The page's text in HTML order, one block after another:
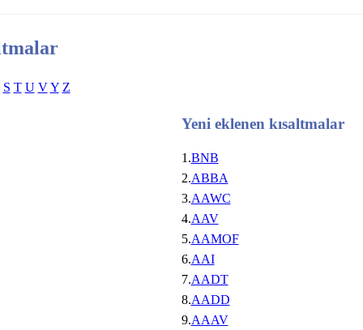
S T U V Y Z
Yeni eklenen kısaltmalar
1.BNB
2.ABBA
3.AAWC
4.AAV
5.AAMOF
6.AAI
7.AADT
8.AADD
9.AAAV